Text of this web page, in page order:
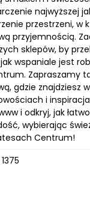
najwyższej
przestrzeni, w
przyjemnością.
sklepów, by
wspaniale jest
Zapraszamy
gdzie znajdziesz
i
i odkryj, jak
wybierając
Centrum!
1375